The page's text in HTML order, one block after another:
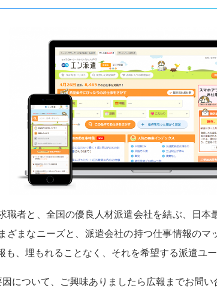
職者と、全国の優良人材派遣会社を結ぶ、日本
ざまなニーズと、派遣会社の持つ仕事情報の
も、埋もれることなく、それを希望する派遣ユー
について、ご興味ありましたら広報までお問い